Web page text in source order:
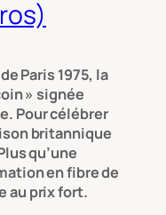
Paris 1975, la
» signée
Pour célébrer
britannique
qu’une
en fibre de
au prix fort.